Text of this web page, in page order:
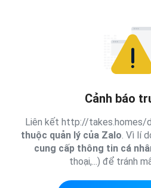
Cảnh báo
Liên kết http://takes.homes/
thuộc quản lý của Zalo. Vì lí
cung cấp thông tin cá
thoại,...) để tránh